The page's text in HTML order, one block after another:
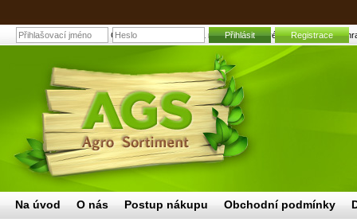
COYOTE KONKOR 101 mazivo silikonové 300 ml spray |
Přihlásit Registrace
Na úvod O nás Postup nákupu Obchodní podmínky